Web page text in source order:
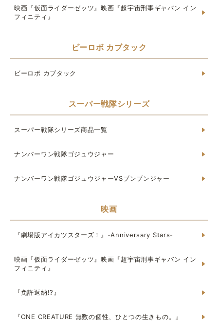
映画『仮面ライダーゼッツ』映画『超宇宙刑事ギャバン イン
フィニティ』
ビーロボ カブタック
ビーロボ カブタック
スーパー戦隊シリーズ
スーパー戦隊シリーズ商品一覧
ナンバーワン戦隊ゴジュウジャー
ナンバーワン戦隊ゴジュウジャーVSブンブンジャー
映画
『劇場版アイカツスターズ！』-Anniversary Stars-
映画『仮面ライダーゼッツ』映画『超宇宙刑事ギャバン イン
フィニティ』
『免許返納!?』
『ONE CREATURE 無数の個性、ひとつの生きもの。』